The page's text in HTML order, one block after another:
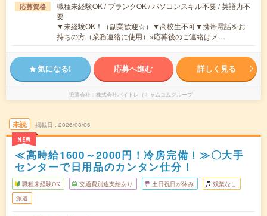
応募資格
職種未経験OK / ブランクOK / パソコンスキル不要 / 英語力不
要
▼未経験OK！（副業歓迎☆）▼高校生不可▼携帯電話をお
持ちの方（業務連絡に使用）※応募後のご連絡はメ…
気になる! 応募へ進む 詳しく見る
派遣会社 株式会社バイトレ（キャムコムグループ）
未読
NEW
掲載日 2026/08/06
≪高時給1600～2000円！冷房完備！≫〇大手
センターで日用品のカンタン仕分！
職種未経験OK 交通費別途支給あり 土日祝日が休み 残業なし
派遣